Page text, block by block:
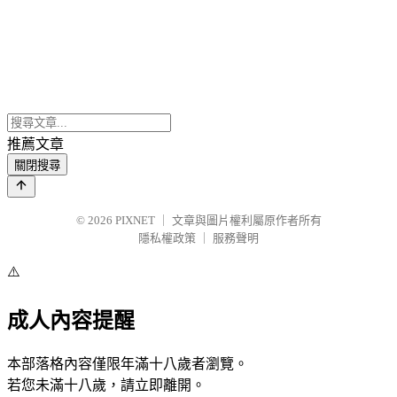
推薦文章
關閉搜尋
© 2026 PIXNET
文章與圖片權利屬原作者所有
隱私權政策
服務聲明
⚠️
成人內容提醒
本部落格內容僅限年滿十八歲者瀏覽。
若您未滿十八歲，請立即離開。